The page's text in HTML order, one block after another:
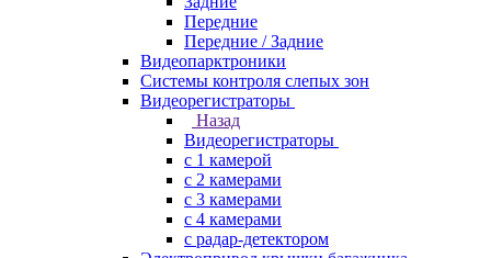
Передние
Передние / Задние
Видеопарктроники
Системы контроля слепых зон
Видеорегистраторы
Назад
Видеорегистраторы
с 1 камерой
с 2 камерами
с 3 камерами
с 4 камерами
с радар-детектором